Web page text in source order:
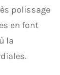
polissage
en font
la